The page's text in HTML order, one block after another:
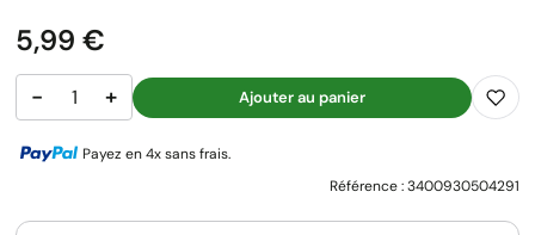
Prix
5,99 €
− + Ajouter au panier
Payez en 4x sans frais.
Référence :3400930504291